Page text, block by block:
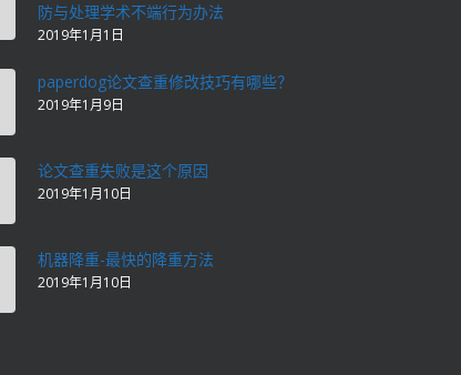
防与处理学术不端行为办法
2019年1月1日
paperdog论文查重修改技巧有哪些？
2019年1月9日
论文查重失败是这个原因
2019年1月10日
机器降重-最快的降重方法
2019年1月10日